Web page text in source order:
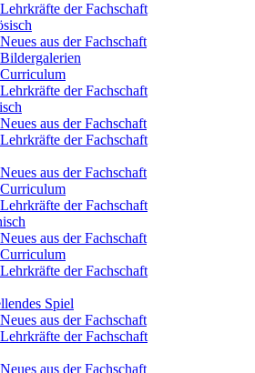
Lehrkräfte der Fachschaft
Neues aus der Fachschaft
Bildergalerien
Curriculum
Lehrkräfte der Fachschaft
Neues aus der Fachschaft
Lehrkräfte der Fachschaft
Neues aus der Fachschaft
Curriculum
Lehrkräfte der Fachschaft
Neues aus der Fachschaft
Curriculum
Lehrkräfte der Fachschaft
Spiel
Neues aus der Fachschaft
Lehrkräfte der Fachschaft
Neues aus der Fachschaft